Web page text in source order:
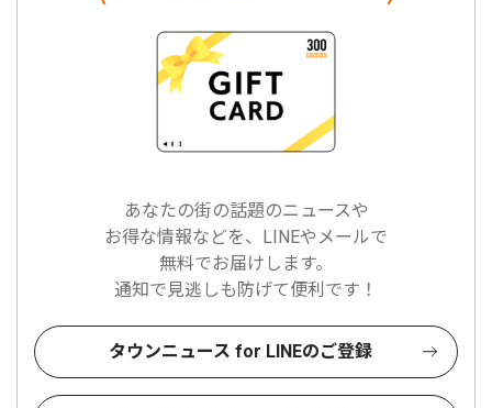
あなたの街の話題のニュースや
お得な情報などを、LINEやメールで
無料でお届けします。
通知で見逃しも防げて便利です！
タウンニュース for LINEのご登録